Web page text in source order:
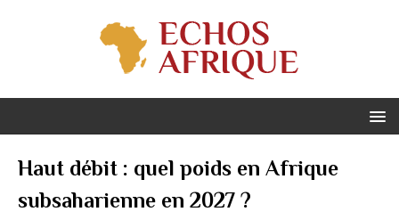
Haut débit : quel poids en Afrique
subsaharienne en 2027 ?